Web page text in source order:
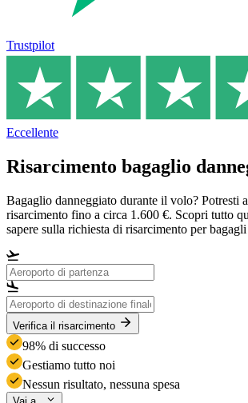
Trustpilot
Eccellente
Risarcimento bagaglio
Bagaglio danneggiato durante il volo? Potresti
risarcimento fino a circa 1.600 €. Scopri tutto
sapere sulla richiesta di risarcimento per
Verifica il risarcimento
98% di successo
Gestiamo tutto noi
Nessun risultato, nessuna spesa